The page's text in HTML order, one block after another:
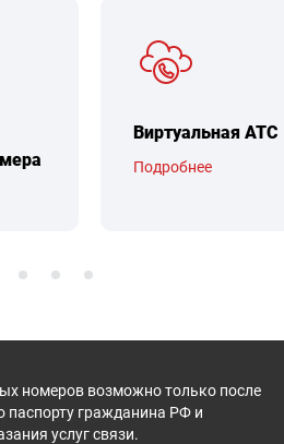
Виртуальная АТС
Подробнее
номеров возможно только после
паспорту гражданина РФ и
услуг связи.